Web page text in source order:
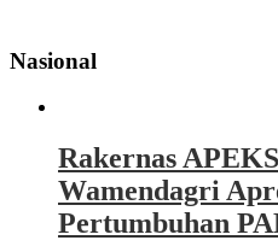
Nasional
Rakernas
Wamendagri
Pertumbuhan